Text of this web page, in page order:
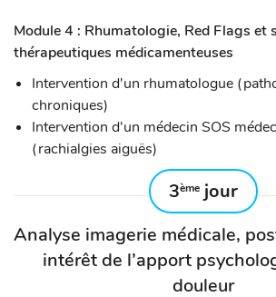
Module 4 : Rhumatologie, Red Flags et
thérapeutiques médicamenteuses
Intervention d'un rhumatologue
chroniques)
Intervention d'un médecin SOS
(rachialgies aiguës)
3ème jour
Analyse imagerie médicale,
intérêt de l’apport
douleur